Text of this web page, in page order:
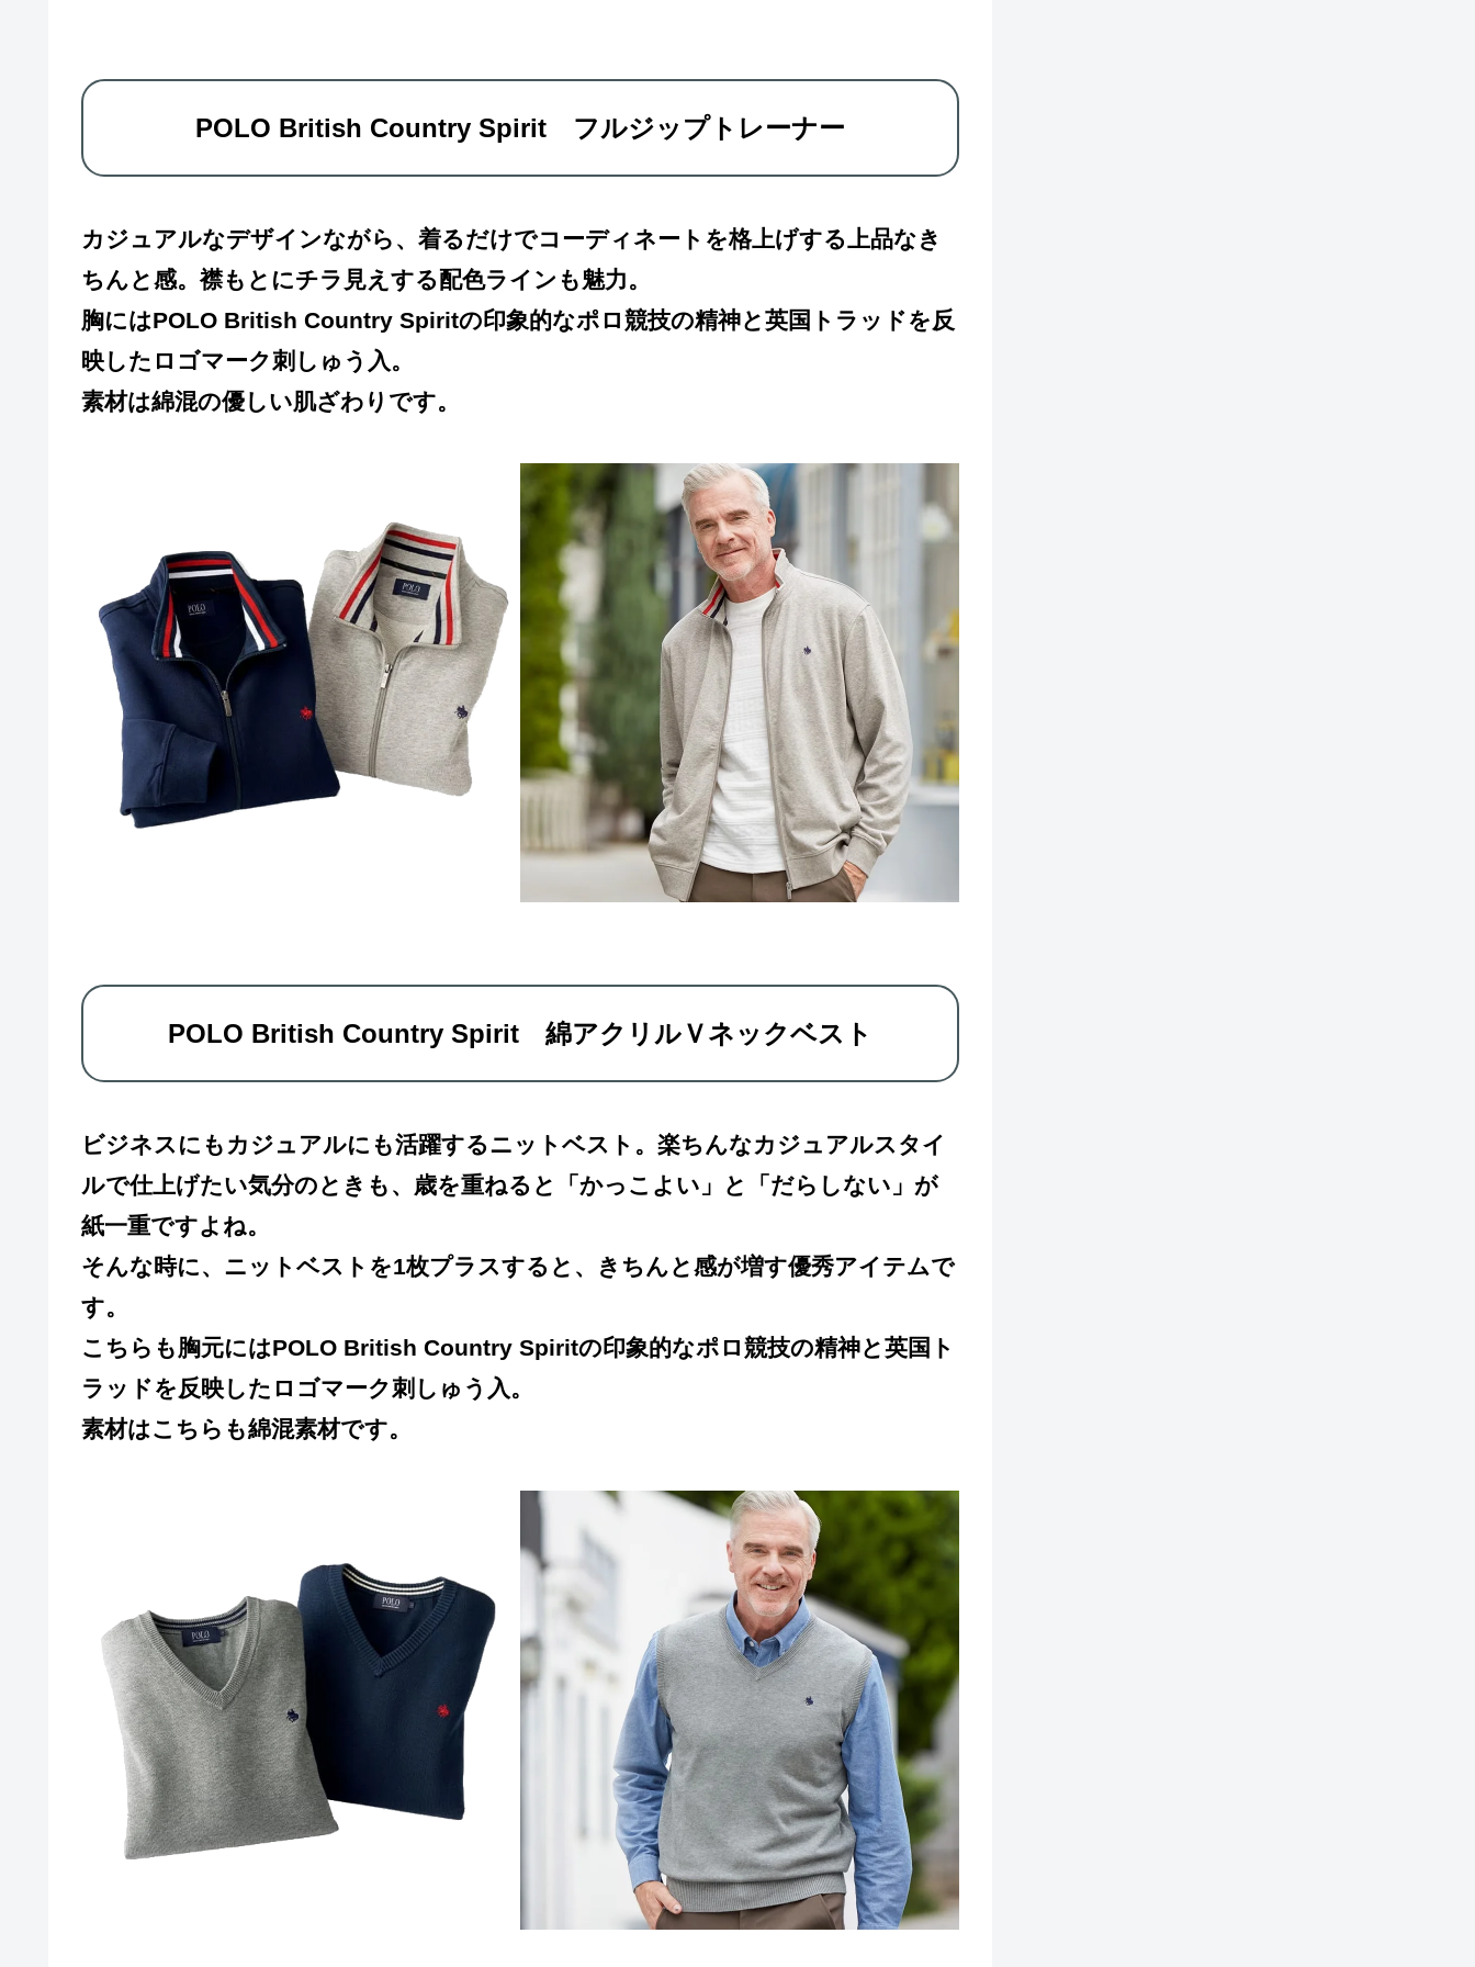
POLO British Country Spirit フルジップトレーナー
カジュアルなデザインながら、着るだけでコーディネートを格上げする上品なき
ちんと感。襟もとにチラ見えする配色ラインも魅力。
胸にはPOLO British Country Spiritの印象的なポロ競技の精神と英国トラッドを反
映したロゴマーク刺しゅう入。
素材は綿混の優しい肌ざわりです。
POLO British Country Spirit 綿アクリルＶネックベスト
ビジネスにもカジュアルにも活躍するニットベスト。楽ちんなカジュアルスタイ
ルで仕上げたい気分のときも、歳を重ねると「かっこよい」と「だらしない」が
紙一重ですよね。
そんな時に、ニットベストを1枚プラスすると、きちんと感が増す優秀アイテムで
す。
こちらも胸元にはPOLO British Country Spiritの印象的なポロ競技の精神と英国ト
ラッドを反映したロゴマーク刺しゅう入。
素材はこちらも綿混素材です。